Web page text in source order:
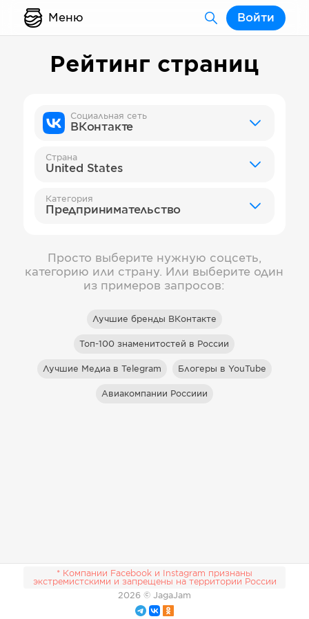
Меню Войти
Рейтинг страниц
Социальная сеть
ВКонтакте
Страна
United States
Категория
Предпринимательство
Просто выберите нужную соцсеть,
категорию или страну. Или выберите один
из примеров запросов:
Лучшие бренды ВКонтакте
Топ-100 знаменитостей в России
Лучшие Медиа в Telegram Блогеры в YouTube
Авиакомпании Россиии
* Компании Facebook и Instagram признаны
экстремистскими и запрещены на территории России
2026 © JagaJam